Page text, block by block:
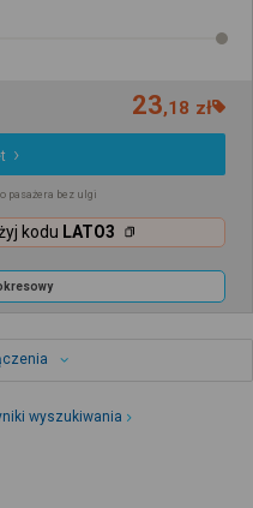
23,18 zł
pasażera bez ulgi
kodu LATO3
wyszukiwania